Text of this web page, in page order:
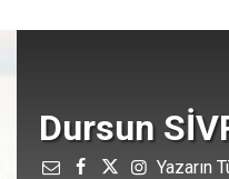
Dursun
Yazarın